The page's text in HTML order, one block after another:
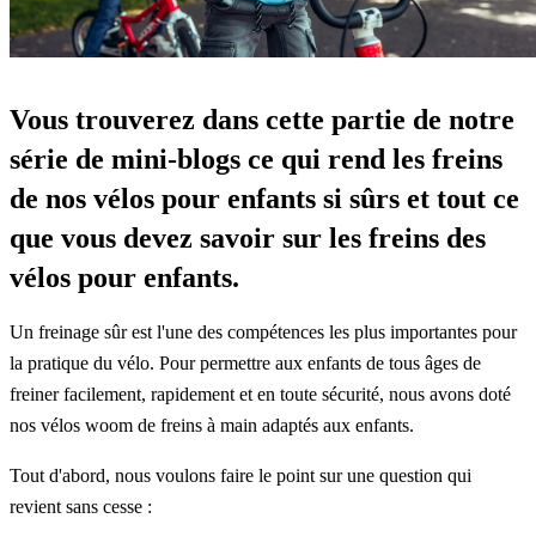
Vous trouverez dans cette partie de notre
série de mini-blogs ce qui rend les freins
de nos vélos pour enfants si sûrs et tout ce
que vous devez savoir sur les freins des
vélos pour enfants.
Un freinage sûr est l'une des compétences les plus importantes pour
la pratique du vélo. Pour permettre aux enfants de tous âges de
freiner facilement, rapidement et en toute sécurité, nous avons doté
nos vélos woom de freins à main adaptés aux enfants.
Tout d'abord, nous voulons faire le point sur une question qui
revient sans cesse :